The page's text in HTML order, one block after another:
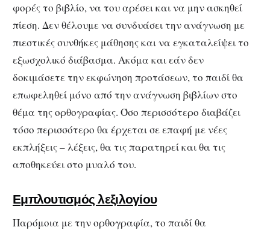
φορές το βιβλίο, να του αρέσει και να μην ασκηθεί
πίεση. Δεν θέλουμε να συνδυάσει την ανάγνωση με
πιεστικές συνθήκες μάθησης και να εγκαταλείψει το
εξωσχολικό διάβασμα. Ακόμα και εάν δεν
δοκιμάσετε την εκφώνηση προτάσεων, το παιδί θα
επωφεληθεί μόνο από την ανάγνωση βιβλίων στο
θέμα της ορθογραφίας. Όσο περισσότερο διαβάζει
τόσο περισσότερο θα έρχεται σε επαφή με νέες
εκπλήξεις – λέξεις, θα τις παρατηρεί και θα τις
αποθηκεύει στο μυαλό του.
Εμπλουτισμός λεξιλογίου
Παρόμοια με την ορθογραφία, το παιδί θα